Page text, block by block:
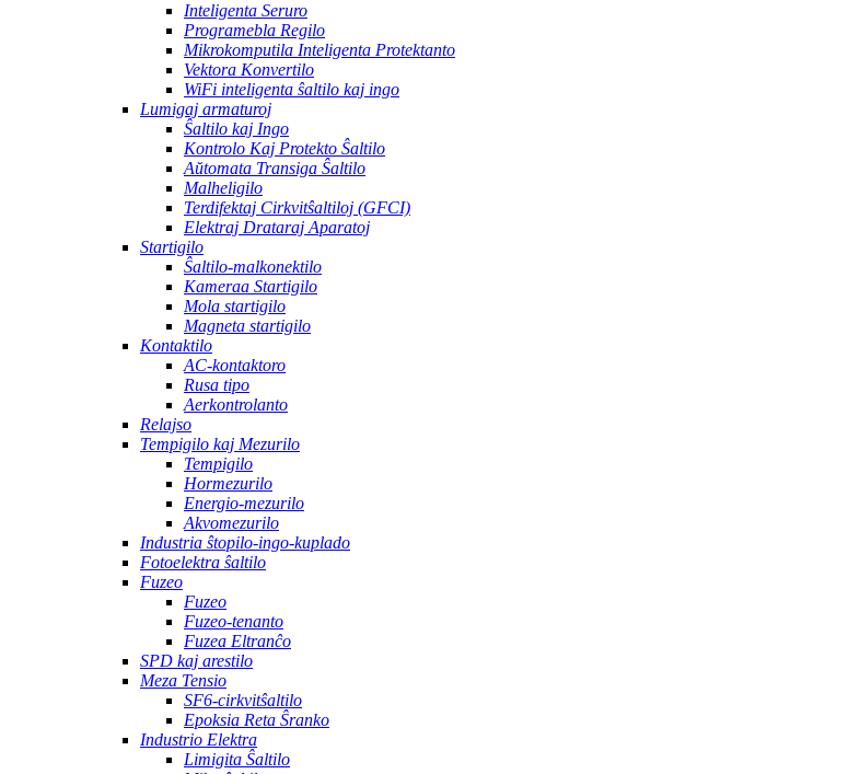
Inteligenta Seruro
Programebla Regilo
Mikrokomputila Inteligenta Protektanto
Vektora Konvertilo
WiFi inteligenta ŝaltilo kaj ingo
Lumigaj armaturoj
Ŝaltilo kaj Ingo
Kontrolo Kaj Protekto Ŝaltilo
Aŭtomata Transiga Ŝaltilo
Malheligilo
Terdifektaj Cirkvitŝaltiloj (GFCI)
Elektraj Drataraj Aparatoj
Startigilo
Ŝaltilo-malkonektilo
Kameraa Startigilo
Mola startigilo
Magneta startigilo
Kontaktilo
AC-kontaktoro
Rusa tipo
Aerkontrolanto
Relajso
Tempigilo kaj Mezurilo
Tempigilo
Hormezurilo
Energio-mezurilo
Akvomezurilo
Industria ŝtopilo-ingo-kuplado
Fotoelektra ŝaltilo
Fuzeo
Fuzeo
Fuzeo-tenanto
Fuzea Eltranĉo
SPD kaj arestilo
Meza Tensio
SF6-cirkvitŝaltilo
Epoksia Reta Ŝranko
Industrio Elektra
Limigita Ŝaltilo